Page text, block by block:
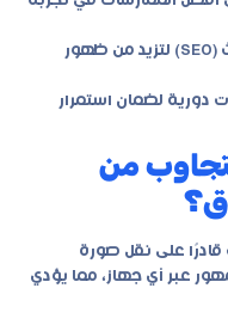
مراعاة التوافق مع محركات البحث (SEO) لتزيد من ظهور
لضمان استمرار
من
على نقل صورة
عبر أي جهاز، مما يؤدي